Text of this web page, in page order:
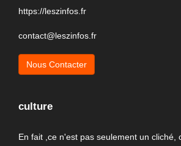
https://leszinfos.fr
contact@leszinfos.fr
Nous Contacter
culture
En fait ,ce n'est pas seulement un cliché,